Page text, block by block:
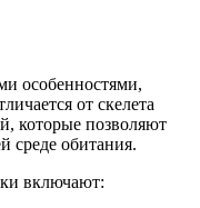
особенностями,
от скелета
которые позволяют
среде обитания.
включают: